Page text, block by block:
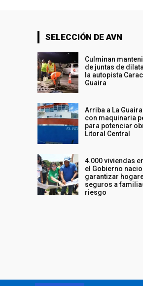
SELECCIÓN DE AVN
Culminan
de juntas de
la autopista
Guaira
Arriba a La
con maquinaria
para potenciar
Litoral Central
4.000 viviendas
el Gobierno
garantizar
seguros a
riesgo